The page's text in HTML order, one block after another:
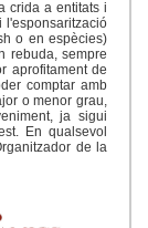
crida a entitats i
l'esponsarització
o en espècies)
rebuda, sempre
aprofitament de
comptar amb
o menor grau,
ja sigui
En qualsevol
de la